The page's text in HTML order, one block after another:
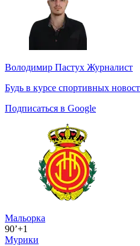
Володимир Пастух Журналист
Будь в курсе спортивных
Подписаться в Google
Мальорка
90’+1
Мурики